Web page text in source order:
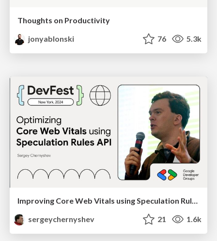
Thoughts on Productivity
jonyablonski
76 5.3k
Improving Core Web Vitals using Speculation Rules API
sergeychernyshev
21 1.6k